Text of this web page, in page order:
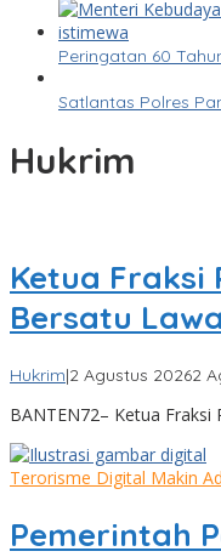
Peringatan 60
Satlantas Polres
Hukrim
Ketua Fraksi
Bersatu
Hukrim|2 Agustus 20262
BANTEN72– Ketua
Terorisme Digital Makin
Pemerintah